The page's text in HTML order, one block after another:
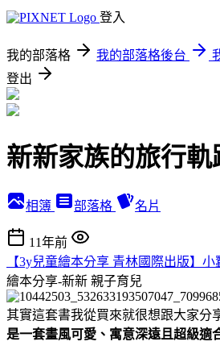
登入
我的部落格 我的部落格後台
登出
新新家族的旅行軌
相簿 部落格 名片
11年前
【3y兒童繪本分享 青林國際出版】
繪本分享-新新 親子育兒
其實這套書我從買來就很想跟大家分
是一套畫風可愛、寓意深遠且超級適